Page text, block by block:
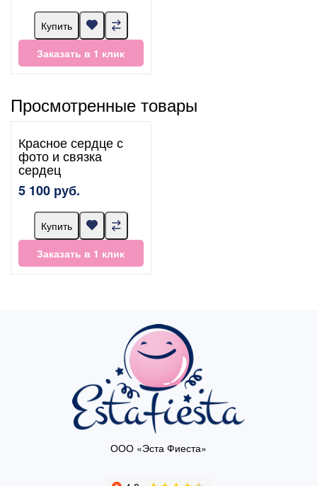
Купить
Заказать в 1 клик
Просмотренные товары
Красное сердце с
фото и связка
сердец
5 100 руб.
Купить
Заказать в 1 клик
ООО «Эста Фиеста»